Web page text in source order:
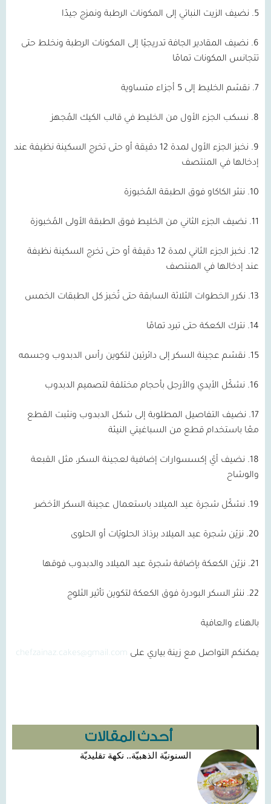
أحدث المقالات
السنونيّة الذهبيّة.. نكهة تقليديّة
5. نضيف الزيت النباتي إلى المكونات الرطبة ونمزج جيدًا
6. نضيف المقادير الجافة تدريجيًا إلى المكونات الرطبة ونخلط حتى
تتجانس المكونات تمامًا
7. نقسّم الخليط إلى 5 أجزاء متساوية
8. نسكب الجزء الأول من الخليط في قالب الكيك المُجهز
9. نخبز الجزء الأول لمدة 12 دقيقة أو حتى تخرج السكينة نظيفة عند
إدخالها في المنتصف
10. ننثر الكاكاو فوق الطبقة المُخبوزة
11. نضيف الجزء الثاني من الخليط فوق الطبقة الأولى المُخبوزة
12. نخبز الجزء الثاني لمدة 12 دقيقة أو حتى تخرج السكينة نظيفة
عند إدخالها في المنتصف
13. نكرر الخطوات الثلاثة السابقة حتى تُخبز كل الطبقات الخمس
14. نترك الكعكة حتى تبرد تمامًا
15. نقسّم عجينة السكر إلى دائرتين لتكوين رأس الدبدوب وجسمه
16. نشكّل الأيدي والأرجل بأحجام مختلفة لتصميم الدبدوب
17. نضيف التفاصيل المطلوبة إلى شكل الدبدوب ونثبت القطع
معًا باستخدام قطع من السباغيتي النيئة
18. نضيف أيّ إكسسوارات إضافية لعجينة السكر، مثل القبعة
والوشاح
19. نشكّل شجرة عيد الميلاد باستعمال عجينة السكر الأخضر
20. نزيّن شجرة عيد الميلاد برذاذ الحلويّات أو الحلوى
21. نزيّن الكعكة بإضافة شجرة عيد الميلاد والدبدوب فوقها
22. ننثر السكر البودرة فوق الكعكة لتكوين تأثير الثلوج
بالهناء والعافية
يمكنكم التواصل مع زينة بياري على chefzainaz.cakes@gmail.com